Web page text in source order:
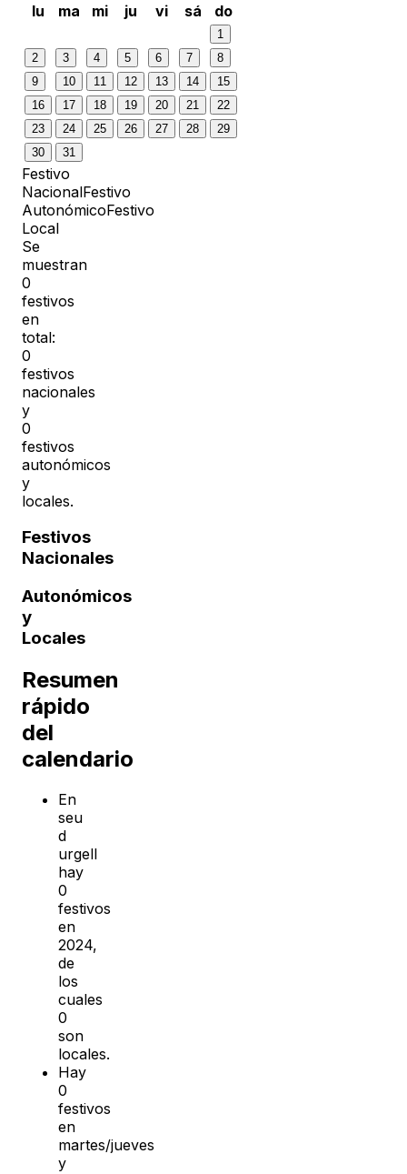
lu
ma mi ju vi sá do
1
2
3 4 5 6 7
8
9
10 11 12 13 14
15
16
17 18 19 20 21
22
23
24 25 26 27 28
29
30
31
Festivo
NacionalFestivo
AutonómicoFestivo
Local
Se
muestran
0
festivos
en
total:
0
festivos
nacionales
y
0
festivos
autonómicos
y
locales.
Festivos
Nacionales
Autonómicos
y
Locales
Resumen
rápido
del
calendario
En
seu
d
urgell
hay
0
festivos
en
2024,
de
los
cuales
0
son
locales.
Hay
0
festivos
en
martes/jueves
y